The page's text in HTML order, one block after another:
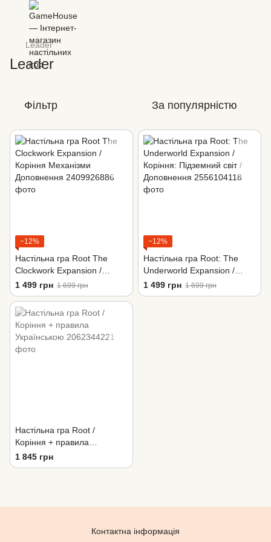
Leader
Leader
Фільтр За популярністю
−12%
Настільна гра Root The
Clockwork Expansion /
Коріння Механізми
Доповнення
1 499 грн 1 699 грн
−12%
Настільна гра Root: The
Underworld Expansion /
Коріння: Підземний світ /
Доповнення
1 499 грн 1 699 грн
Настільна гра Root /
Коріння + правила
Українською
1 845 грн
Контактна інформація